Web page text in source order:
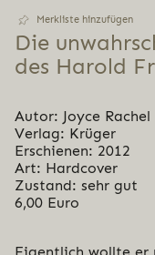
Merkliste hinzufügen
Die
des Harold
Autor: Joyce Rachel
Verlag: Krüger
Erschienen: 2012
Art: Hardcover
Zustand: sehr gut
6,00 Euro